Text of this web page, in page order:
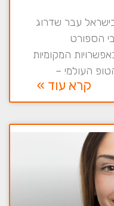
עבר שדרוג
הספורט
המקומיות
העולמי –
קרא עוד »